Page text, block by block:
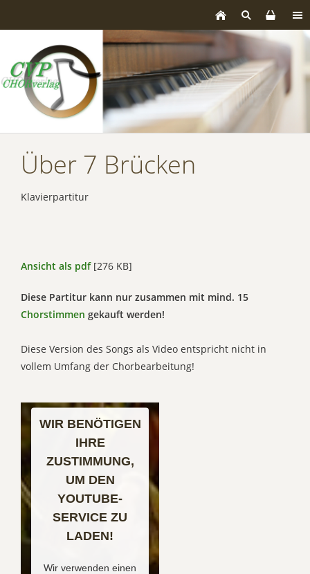
Über 7 Brücken
Klavierpartitur
Ansicht als pdf[276 KB]
Diese Partitur kann nur zusammen mit mind. 15
Chorstimmen gekauft werden!
Diese Version des Songs als Video entspricht nicht in
vollem Umfang der Chorbearbeitung!
WIR BENÖTIGEN
IHRE
ZUSTIMMUNG,
UM DEN
YOUTUBE-
SERVICE ZU
LADEN!
Wir verwenden einen